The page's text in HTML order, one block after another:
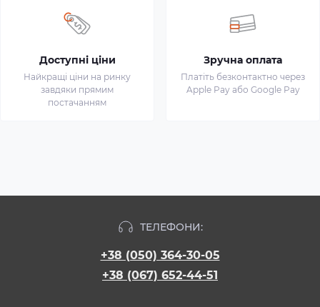
Доступні ціни
Найкращі ціни на ринку
завдяки прямим
постачанням
Зручна оплата
Платіть безконтактно через
Apple Pay або Google Pay
ТЕЛЕФОНИ:
+38 (050) 364-30-05
+38 (067) 652-44-51